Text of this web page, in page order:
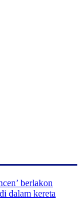
berlakon
dalam kereta